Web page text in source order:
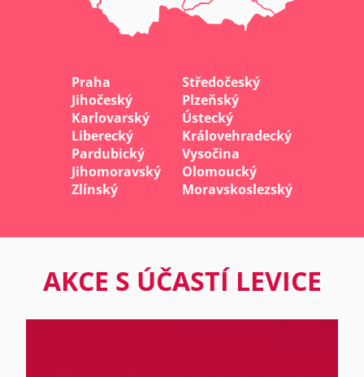
Praha
Středočeský
Jihočeský
Plzeňský
Karlovarský
Ústecký
Liberecký
Královehradecký
Pardubický
Vysočina
Jihomoravský
Olomoucký
Zlínský
Moravskoslezský
AKCE S ÚČASTÍ LEVICE